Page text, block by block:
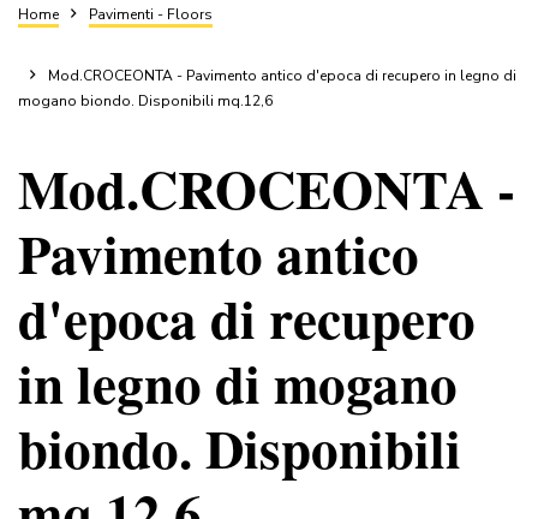
Briciole
di
pane
Home Pavimenti - Floors
Mod.CROCEONTA - Pavimento antico d'epoca di recupero in legno di
mogano biondo. Disponibili mq.12,6
Mod.CROCEONTA -
Pavimento antico
d'epoca di recupero
in legno di mogano
biondo. Disponibili